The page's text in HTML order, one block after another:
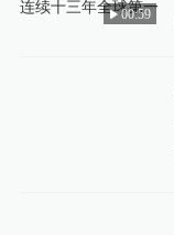
00:59